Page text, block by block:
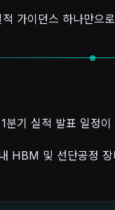
가이던스 하나만으
기 실적 발표 일정
HBM 및 선단공정